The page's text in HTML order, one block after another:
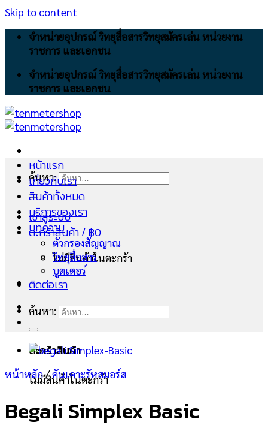
Skip to content
จำหน่ายอุปกรณ์ วิทยุสื่อสารวิทยุสมัครเล่น หน่วยงาน
ราชการ และเอกชน
จำหน่ายอุปกรณ์ วิทยุสื่อสารวิทยุสมัครเล่น หน่วยงาน
ราชการ และเอกชน
ค้นหา:
เข้าสู่ระบบ
ตะกร้าสินค้า /฿0
ไม่มีสินค้าในตะกร้า
ตะกร้าสินค้า
ไม่มีสินค้าในตะกร้า
หน้าแรก
เกี่ยวกับเรา
สินค้าทั้งหมด
บริการของเรา
บทความ
ตัวกรองสัญญาณ
วิทยุสื่อสาร
บูตเตอร์
ติดต่อเรา
ค้นหา:
หน้าหลัก/คันเคาะรัหสมอร์ส
Begali Simplex Basic